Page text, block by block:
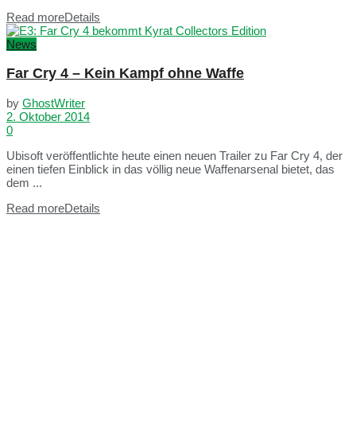
Read moreDetails
News
Far Cry 4 – Kein Kampf ohne Waffe
by GhostWriter
2. Oktober 2014
0
Ubisoft veröffentlichte heute einen neuen Trailer zu Far Cry 4, der
einen tiefen Einblick in das völlig neue Waffenarsenal bietet, das
dem ...
Read moreDetails